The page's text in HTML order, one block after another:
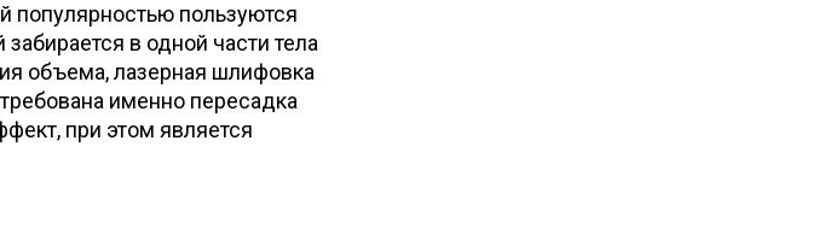
популярностью пользуются
в одной части тела
объема, лазерная шлифовка
именно пересадка
при этом является